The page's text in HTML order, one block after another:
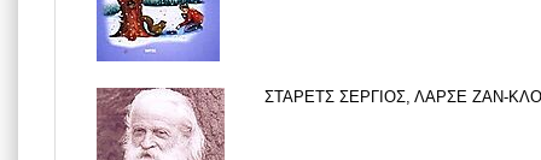
ΣΤΑΡΕΤΣ ΣΕΡΓΙΟΣ, ΛΑΡΣΕ ΖΑΝ-